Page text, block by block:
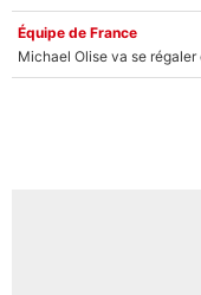
Équipe de France